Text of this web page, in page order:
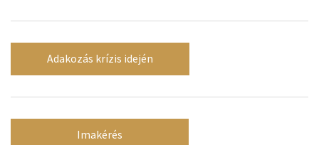
Adakozás krízis idején
Imakérés